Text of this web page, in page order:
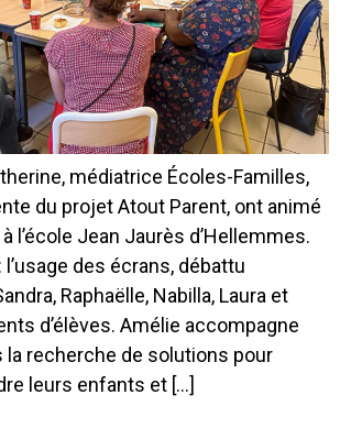
médiatrice Écoles-Familles,
du projet Atout Parent, ont animé
l’école Jean Jaurès d’Hellemmes.
des écrans, débattu
Raphaëlle, Nabilla, Laura et
d’élèves. Amélie accompagne
la recherche de solutions pour
leurs enfants et […]